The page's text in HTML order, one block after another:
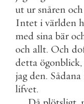
ut ur snåren och
Intet i världen
med sina bär
och allt. Och
detta ögonblick,
jag den. Sådana
lifvet.